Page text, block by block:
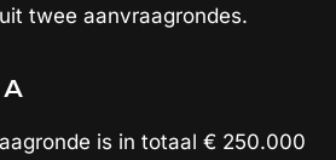
twee aanvraagrondes.
is in totaal € 250.000